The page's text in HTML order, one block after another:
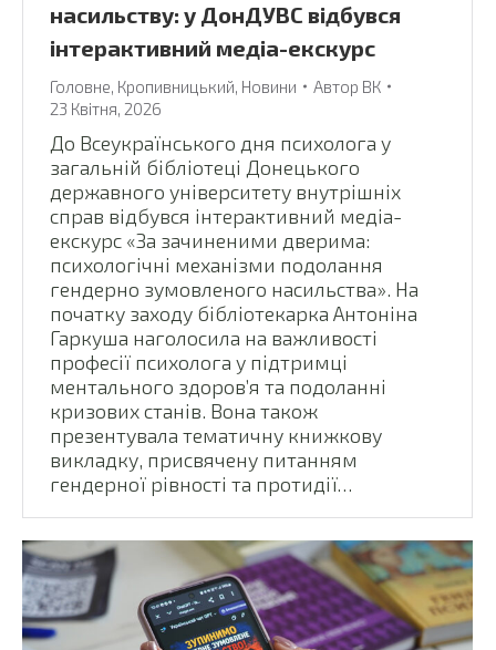
насильству: у ДонДУВС відбувся
інтерактивний медіа-екскурс
Головне, Кропивницький, Новини Автор ВК
23 Квітня, 2026
До Всеукраїнського дня психолога у
загальній бібліотеці Донецького
державного університету внутрішніх
справ відбувся інтерактивний медіа-
екскурс «За зачиненими дверима:
психологічні механізми подолання
гендерно зумовленого насильства». На
початку заходу бібліотекарка Антоніна
Гаркуша наголосила на важливості
професії психолога у підтримці
ментального здоров’я та подоланні
кризових станів. Вона також
презентувала тематичну книжкову
викладку, присвячену питанням
гендерної рівності та протидії…